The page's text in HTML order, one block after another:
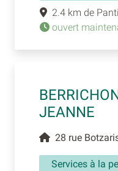
2.4 km de
ouvert
JEANNE
28 rue
Services à la